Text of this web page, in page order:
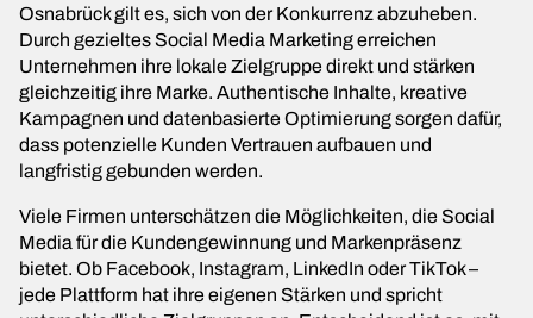
Osnabrück gilt es, sich von der Konkurrenz abzuheben.
Durch gezieltes Social Media Marketing erreichen
Unternehmen ihre lokale Zielgruppe direkt und stärken
gleichzeitig ihre Marke. Authentische Inhalte, kreative
Kampagnen und datenbasierte Optimierung sorgen dafür,
dass potenzielle Kunden Vertrauen aufbauen und
langfristig gebunden werden.
Viele Firmen unterschätzen die Möglichkeiten, die Social
Media für die Kundengewinnung und Markenpräsenz
bietet. Ob Facebook, Instagram, LinkedIn oder TikTok –
jede Plattform hat ihre eigenen Stärken und spricht